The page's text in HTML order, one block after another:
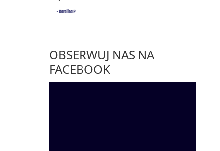
OBSERWUJ NAS NA
FACEBOOK